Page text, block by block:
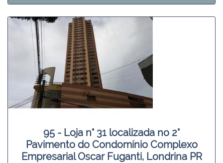
95 - Loja n° 31 localizada no 2°
Pavimento do Condomínio Complexo
Empresarial Oscar Fuganti, Londrina PR